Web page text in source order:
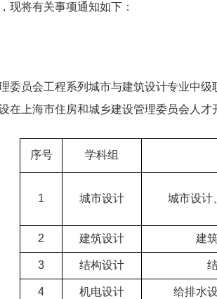
现将有关事项通知如下：
员会工程系列城市与建筑设计专业中级
在上海市住房和城乡建设管理委员会人
序号 学科组
1 城市设计 城市设计
2 建筑设计 建
3 结构设计
4 机电设计 给排水